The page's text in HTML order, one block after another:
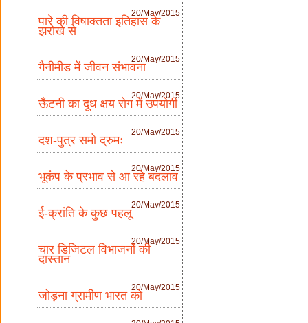
20/May/2015
पारे की विषाक्तता इतिहास के
झरोखे से
20/May/2015
गैनीमीड में जीवन संभावना
20/May/2015
ऊँटनी का दूध क्षय रोग में उपयोगी
20/May/2015
दश-पुत्र समो द्रुमः
20/May/2015
भूकंप के प्रभाव से आ रहे बदलाव
20/May/2015
ई-क्रांति के कुछ पहलू
20/May/2015
चार डिजिटल विभाजनों की
दास्तान
20/May/2015
जोड़ना ग्रामीण भारत को